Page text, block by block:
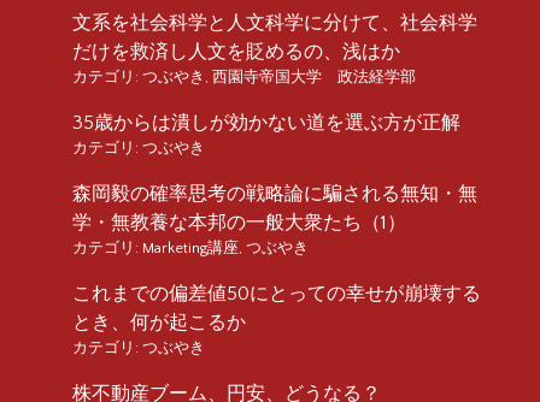
文系を社会科学と人文科学に分けて、社会科学
だけを救済し人文を貶めるの、浅はか
カテゴリ: つぶやき 西園寺帝国大学 政法経学部
35歳からは潰しが効かない道を選ぶ方が正解
カテゴリ: つぶやき
森岡毅の確率思考の戦略論に騙される無知・無
学・無教養な本邦の一般大衆たち（1）
カテゴリ: Marketing講座 つぶやき
これまでの偏差値50にとっての幸せが崩壊する
とき、何が起こるか
カテゴリ: つぶやき
株不動産ブーム、円安、どうなる？